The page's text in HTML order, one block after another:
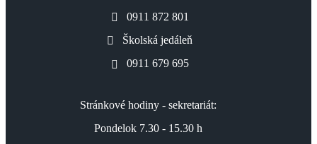
0911 872 801
Školská jedáleň
0911 679 695
Stránkové hodiny - sekretariát:
Pondelok 7.30 - 15.30 h